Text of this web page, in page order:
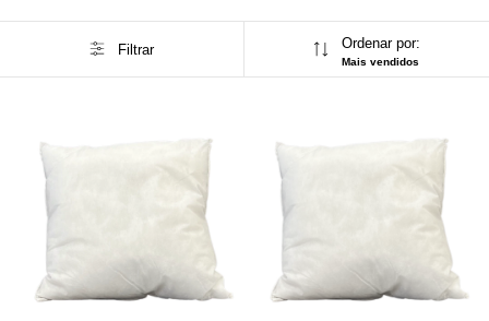
Filtrar Ordenar por:
Mais vendidos